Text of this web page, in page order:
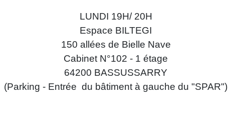
LUNDI 19H/ 20H
Espace BILTEGI
150 allées de Bielle Nave
Cabinet N°102 - 1 étage
64200 BASSUSSARRY
(Parking - Entrée du bâtiment à gauche du "SPAR")